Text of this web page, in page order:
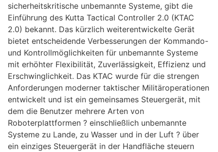
sicherheitskritische unbemannte Systeme, gibt die
Einführung des Kutta Tactical Controller 2.0 (KTAC
2.0) bekannt. Das kürzlich weiterentwickelte Gerät
bietet entscheidende Verbesserungen der Kommando-
und Kontrollmöglichkeiten für unbemannte Systeme
mit erhöhter Flexibilität, Zuverlässigkeit, Effizienz und
Erschwinglichkeit. Das KTAC wurde für die strengen
Anforderungen moderner taktischer Militäroperationen
entwickelt und ist ein gemeinsames Steuergerät, mit
dem die Benutzer mehrere Arten von
Roboterplattformen ? einschließlich unbemannte
Systeme zu Lande, zu Wasser und in der Luft ? über
ein einziges Steuergerät in der Handfläche steuern